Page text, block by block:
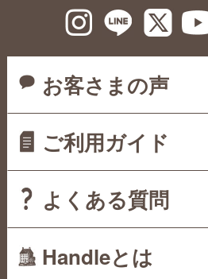
お客さまの声
ご利用ガイド
よくある質問
Handleとは